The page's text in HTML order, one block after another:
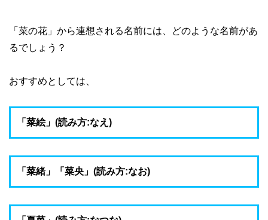
「菜の花」から連想される名前には、どのような名前があ
るでしょう？
おすすめとしては、
「菜絵」(読み方:なえ)
「菜緒」「菜央」(読み方:なお)